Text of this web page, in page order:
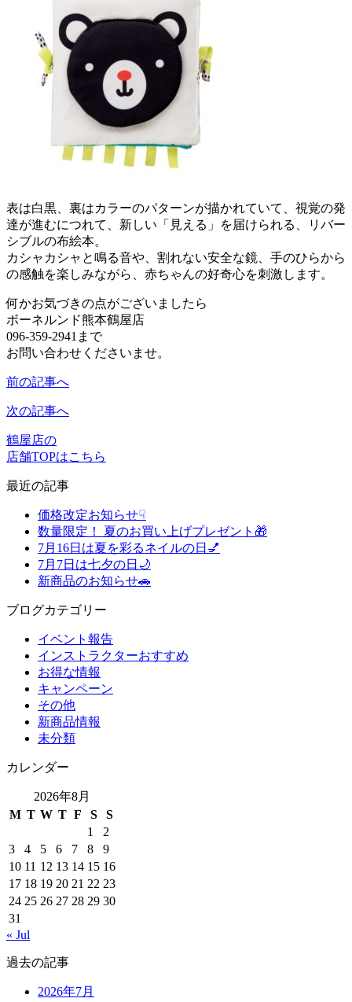
表は白黒、裏はカラーのパターンが描かれていて、視覚の発
達が進むにつれて、新しい「見える」を届けられる、リバー
シブルの布絵本。
カシャカシャと鳴る音や、割れない安全な鏡、手のひらから
の感触を楽しみながら、赤ちゃんの好奇心を刺激します。
何かお気づきの点がございましたら
ボーネルンド熊本鶴屋店
096‐359‐2941まで
お問い合わせくださいませ。
前の記事へ
次の記事へ
鶴屋店の
店舗TOPはこちら
最近の記事
価格改定お知らせ☟
数量限定！ 夏のお買い上げプレゼント🎁
7月16日は夏を彩るネイルの日💅
7月7日は七夕の日🌙
新商品のお知らせ🚗
ブログカテゴリー
イベント報告
インストラクターおすすめ
お得な情報
キャンペーン
その他
新商品情報
未分類
カレンダー
2026年8月
M T W T F S
S
1
2
3
4 5 6 7 8
9
10 11 12 13 14 15 16
17 18 19 20 21 22 23
24 25 26 27 28 29 30
31
« Jul
過去の記事
2026年7月